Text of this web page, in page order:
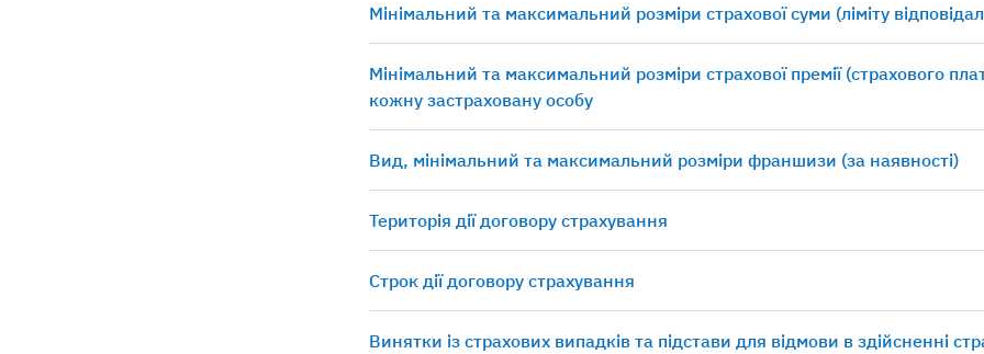
Мінімальний та максимальний розміри страхової суми (ліміту
Мінімальний та максимальний розміри страхової премії (страхового
кожну застраховану особу
Вид, мінімальний та максимальний розміри франшизи (за наявності)
Територія дії договору страхування
Строк дії договору страхування
Винятки із страхових випадків та підстави для відмови в здійсненні